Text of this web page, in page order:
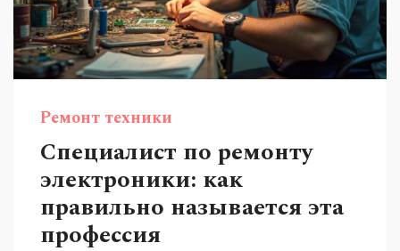
Ремонт техники
Специалист по ремонту
электроники: как
правильно называется эта
профессия